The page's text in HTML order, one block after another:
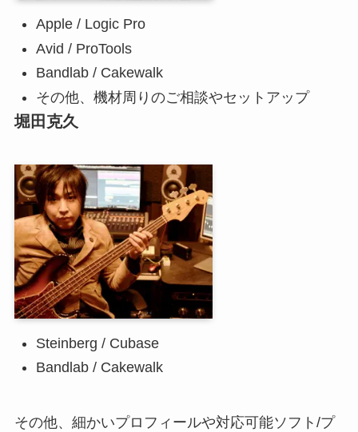
Apple / Logic Pro
Avid / ProTools
Bandlab / Cakewalk
その他、機材周りのご相談やセットアップ
堀田克久
Steinberg / Cubase
Bandlab / Cakewalk
その他、細かいプロフィールや対応可能ソフト/プ